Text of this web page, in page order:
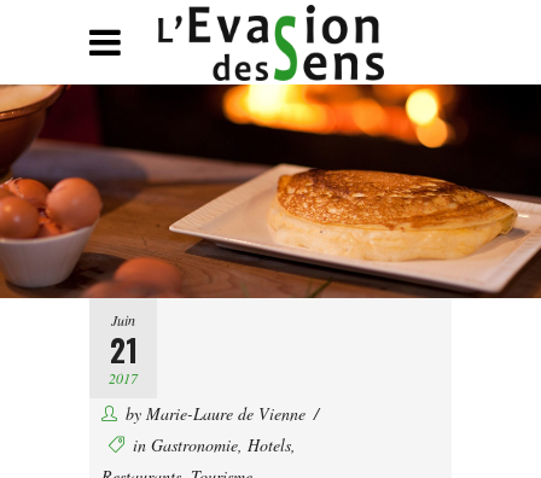
Juin
21
2017
by Marie-Laure de Vienne
in Gastronomie, Hotels,